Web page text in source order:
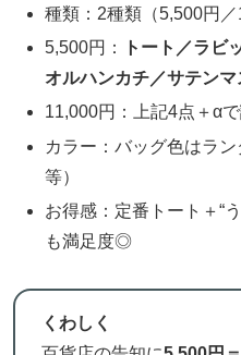
種類：2種類（5,500円／
5,500円：
トート／ラビ
オルハンカチ／サテンマ
11,000円：上記4点＋αで
カラー：バッグ色はラ
等）
お得感：定番トート＋“
も満足度◎
くわしく